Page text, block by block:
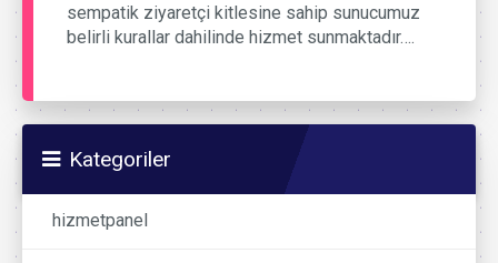
sempatik ziyaretçi kitlesine sahip sunucumuz
belirli kurallar dahilinde hizmet sunmaktadır….
Kategoriler
hizmetpanel